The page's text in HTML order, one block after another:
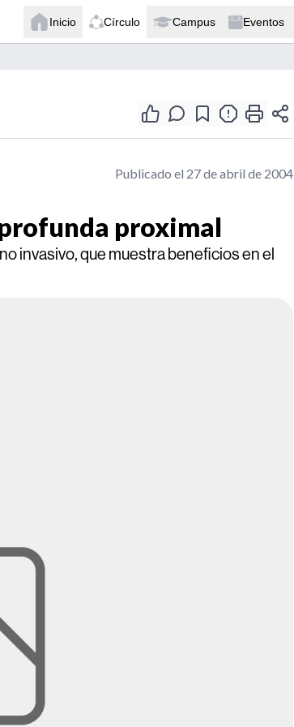
Inicio Círculo Campus Eventos
Publicado el 27 de abril de 2004
proximal
invasivo, que muestra beneficios en el